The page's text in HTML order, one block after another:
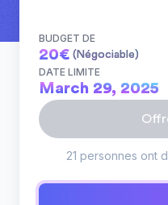
BUDGET DE
20€ (Négociable)
DATE LIMITE
March 29, 2025
21 personnes ont